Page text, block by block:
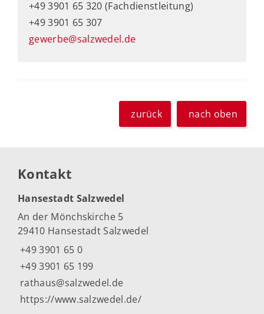
+49 3901 65 320 (Fachdienstleitung)
+49 3901 65 307
gewerbe@salzwedel.de
zurück nach oben
Kontakt
Hansestadt Salzwedel
An der Mönchskirche 5
29410 Hansestadt Salzwedel
+49 3901 65 0
+49 3901 65 199
rathaus@salzwedel.de
https://www.salzwedel.de/